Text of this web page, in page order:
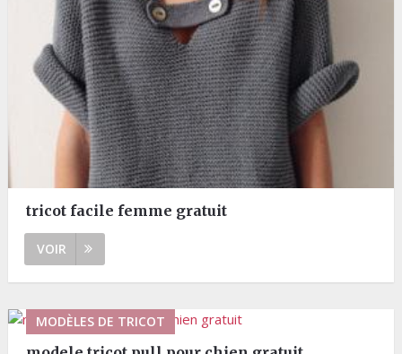
tricot facile femme gratuit
VOIR
MODÈLES DE TRICOT